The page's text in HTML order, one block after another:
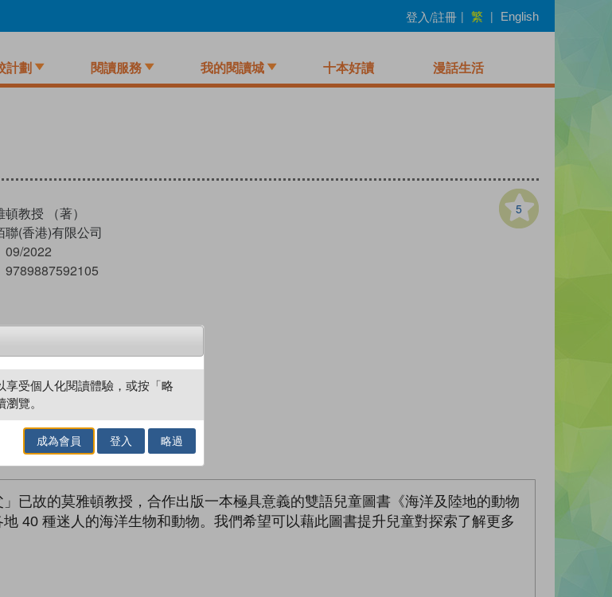
登入/註冊 | 繁 | English
計劃 閱讀服務 我的閱讀城 十本好讀 漫話生活
5
頓教授 （著）
聯(香港)有限公司
09/2022
9789887592105
加入閱讀紀錄
實體書
已故的莫雅頓教授，合作出版一本極具意義的雙語兒童圖書《海洋及陸地的動物
40 種迷人的海洋生物和動物。我們希望可以藉此圖書提升兒童對探索了解更多
享受個人化閱讀體驗，或按「略
覽。
成為會員 登入 略過